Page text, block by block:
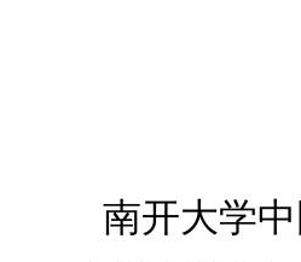
南开大学